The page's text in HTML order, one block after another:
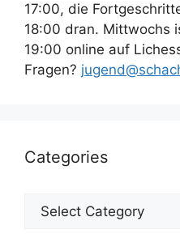
17:00, die
18:00 dran. Mittwochs
19:00 online auf
Fragen?
Categories
Categories